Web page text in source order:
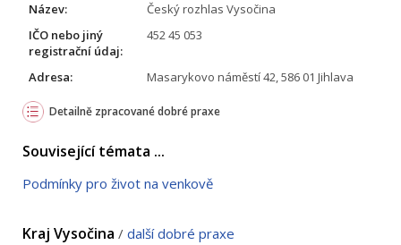
Název:
Český rozhlas Vysočina
IČO nebo jiný
registrační údaj:
452 45 053
Adresa: Masarykovo náměstí 42, 586 01 Jihlava
Detailně zpracované dobré praxe
Související témata ...
Podmínky pro život na venkově
Kraj Vysočina / další dobré praxe